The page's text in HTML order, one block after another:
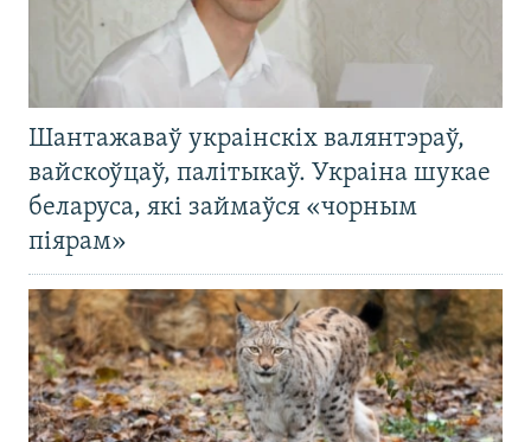
Шантажаваў украінскіх валянтэраў,
вайскоўцаў, палітыкаў. Украіна шукае
беларуса, які займаўся «чорным
піярам»